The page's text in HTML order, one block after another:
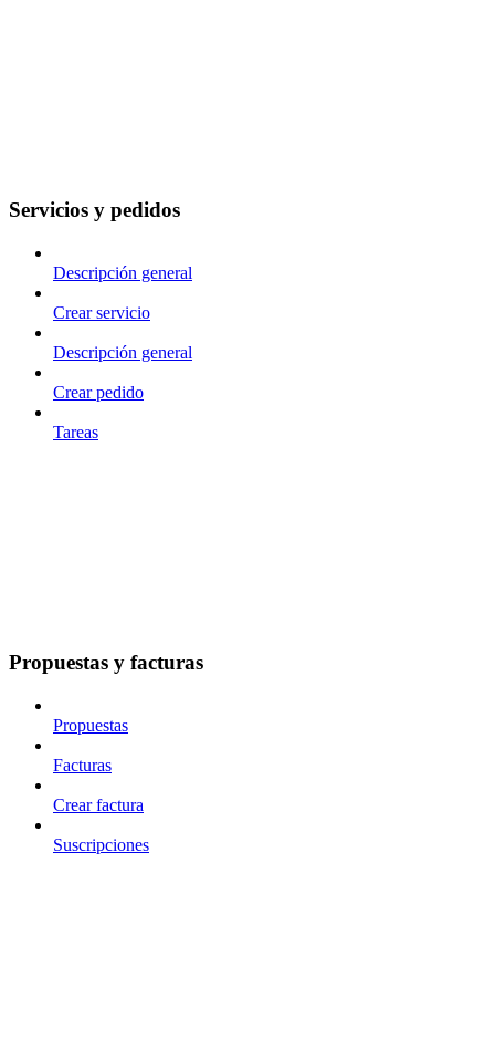
Servicios y pedidos
Descripción general
Crear servicio
Descripción general
Crear pedido
Tareas
Propuestas y facturas
Propuestas
Facturas
Crear factura
Suscripciones